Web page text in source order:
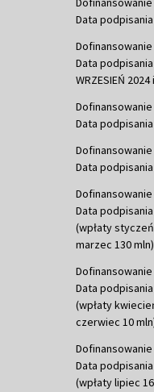
Data podpisania
Dofinansowanie
Data
WRZESIEŃ 2024
Dofinansowanie
Data podpisania
Dofinansowanie
Data podpisania
Dofinansowanie
Data podpisania
(wpłaty
marzec 130 mln)
Dofinansowanie
Data podpisania
(wpłaty
czerwiec 10
Dofinansowanie
Data podpisania
(wpłaty lipiec